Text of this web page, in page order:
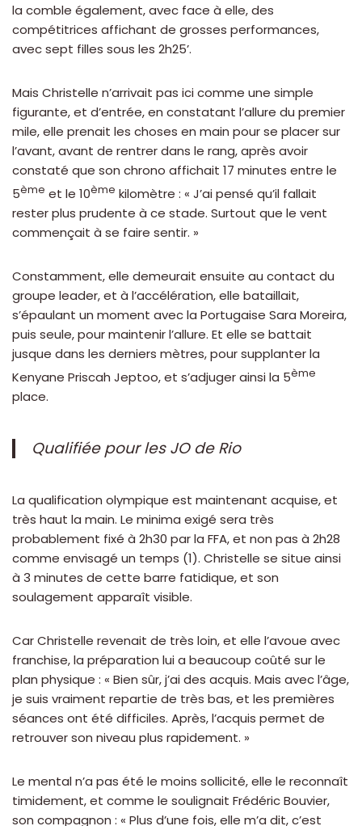
la comble également, avec face à elle, des
compétitrices affichant de grosses performances,
avec sept filles sous les 2h25’.
Mais Christelle n’arrivait pas ici comme une simple
figurante, et d’entrée, en constatant l’allure du premier
mile, elle prenait les choses en main pour se placer sur
l’avant, avant de rentrer dans le rang, après avoir
constaté que son chrono affichait 17 minutes entre le
5ème et le 10ème kilomètre : « J’ai pensé qu’il fallait
rester plus prudente à ce stade. Surtout que le vent
commençait à se faire sentir. »
Constamment, elle demeurait ensuite au contact du
groupe leader, et à l’accélération, elle bataillait,
s’épaulant un moment avec la Portugaise Sara Moreira,
puis seule, pour maintenir l’allure. Et elle se battait
jusque dans les derniers mètres, pour supplanter la
Kenyane Priscah Jeptoo, et s’adjuger ainsi la 5ème
place.
Qualifiée pour les JO de Rio
La qualification olympique est maintenant acquise, et
très haut la main. Le minima exigé sera très
probablement fixé à 2h30 par la FFA, et non pas à 2h28
comme envisagé un temps (1). Christelle se situe ainsi
à 3 minutes de cette barre fatidique, et son
soulagement apparaît visible.
Car Christelle revenait de très loin, et elle l’avoue avec
franchise, la préparation lui a beaucoup coûté sur le
plan physique : « Bien sûr, j’ai des acquis. Mais avec l’âge,
je suis vraiment repartie de très bas, et les premières
séances ont été difficiles. Après, l’acquis permet de
retrouver son niveau plus rapidement. »
Le mental n’a pas été le moins sollicité, elle le reconnaît
timidement, et comme le soulignait Frédéric Bouvier,
son compagnon : « Plus d’une fois, elle m’a dit, c’est